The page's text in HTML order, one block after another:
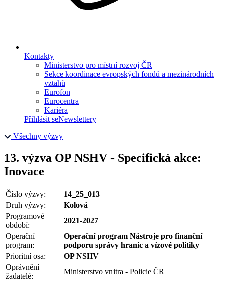
Kontakty
Ministerstvo pro místní rozvoj ČR
Sekce koordinace evropských fondů a mezinárodních
vztahů
Eurofon
Eurocentra
Kariéra
Přihlásit seNewslettery
Všechny výzvy
13. výzva OP NSHV - Specifická akce:
Inovace
Číslo výzvy:
14_25_013
Druh výzvy:
Kolová
Programové
období:
2021-2027
Operační
program:
Operační program Nástroje pro finanční
podporu správy hranic a vízové politiky
Prioritní osa:
OP NSHV
Oprávnění
žadatelé:
Ministerstvo vnitra - Policie ČR